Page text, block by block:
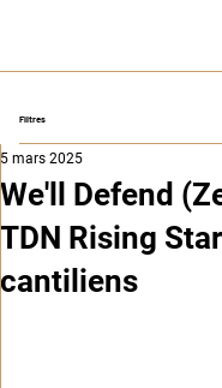
Filtres
We'll Defend
TDN Rising
cantiliens
5 mars 2025